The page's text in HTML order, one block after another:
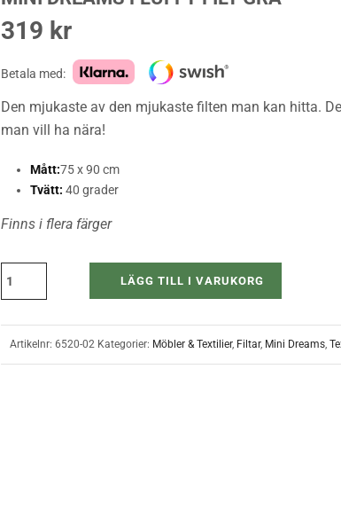
319 kr
Betala med:
Den mjukaste av den mjukaste filten man kan hitta.
man vill ha nära!
Mått:75 x 90 cm
Tvätt: 40 grader
Finns i flera färger
LÄGG TILL I VARUKORG
Artikelnr: 6520-02 Kategorier: Möbler & Textilier, Filtar, Mini Dreams,